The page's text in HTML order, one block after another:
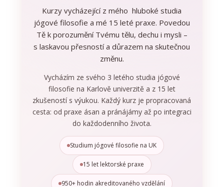
Kurzy vycházející z mého hluboké studia
jógové filosofie a mé 15 leté praxe. Povedou
Tě k porozumění Tvému tělu, dechu i mysli –
s laskavou přesností a důrazem na skutečnou
změnu.
Vycházím ze svého 3 letého studia jógové
filosofie na Karlově univerzitě a z 15 let
zkušeností s výukou. Každý kurz je propracovaná
cesta: od praxe ásan a pránájámy až po integraci
do každodenního života.
Studium jógové filosofie na UK
15 let lektorské praxe
950+ hodin akreditovaného vzdělání